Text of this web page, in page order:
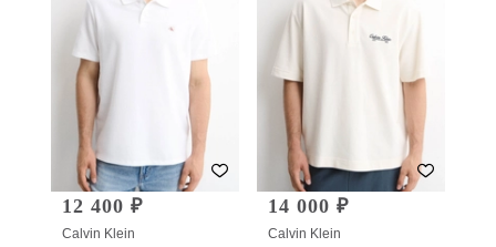
12 400 ₽
Calvin Klein
14 000 ₽
Calvin Klein